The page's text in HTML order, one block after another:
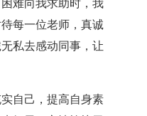
难向我求助时，我
每一位老师，真诚
私去感动同事，让
自己，提高自身素